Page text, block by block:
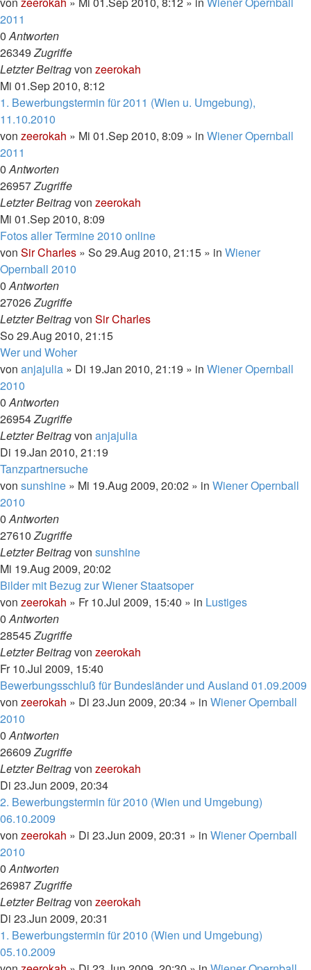
2011
0Antworten
26349Zugriffe
Letzter Beitragvon zeerokah
Mi 01.Sep 2010, 8:12
1. Bewerbungstermin für 2011 (Wien u. Umgebung),
11.10.2010
von zeerokah » Mi 01.Sep 2010, 8:09 » in Wiener Opernball
2011
0Antworten
26957Zugriffe
Letzter Beitragvon zeerokah
Mi 01.Sep 2010, 8:09
Fotos aller Termine 2010 online
von Sir Charles » So 29.Aug 2010, 21:15 » in Wiener
Opernball 2010
0Antworten
27026Zugriffe
Letzter Beitragvon Sir Charles
So 29.Aug 2010, 21:15
Wer und Woher
von anjajulia » Di 19.Jan 2010, 21:19 » in Wiener Opernball
2010
0Antworten
26954Zugriffe
Letzter Beitragvon anjajulia
Di 19.Jan 2010, 21:19
Tanzpartnersuche
von sunshine » Mi 19.Aug 2009, 20:02 » in Wiener Opernball
2010
0Antworten
27610Zugriffe
Letzter Beitragvon sunshine
Mi 19.Aug 2009, 20:02
Bilder mit Bezug zur Wiener Staatsoper
von zeerokah » Fr 10.Jul 2009, 15:40 » in Lustiges
0Antworten
28545Zugriffe
Letzter Beitragvon zeerokah
Fr 10.Jul 2009, 15:40
Bewerbungsschluß für Bundesländer und Ausland 01.09.2009
von zeerokah » Di 23.Jun 2009, 20:34 » in Wiener Opernball
2010
0Antworten
26609Zugriffe
Letzter Beitragvon zeerokah
Di 23.Jun 2009, 20:34
2. Bewerbungstermin für 2010 (Wien und Umgebung)
06.10.2009
von zeerokah » Di 23.Jun 2009, 20:31 » in Wiener Opernball
2010
0Antworten
26987Zugriffe
Letzter Beitragvon zeerokah
Di 23.Jun 2009, 20:31
1. Bewerbungstermin für 2010 (Wien und Umgebung)
05.10.2009